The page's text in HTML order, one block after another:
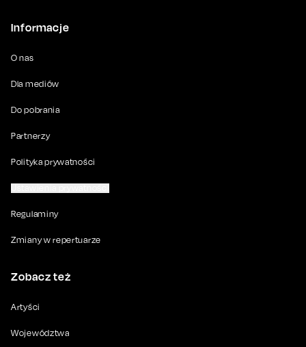
Informacje
O nas
Dla mediów
Do pobrania
Partnerzy
Polityka prywatności
Regulaminy
Zmiany w repertuarze
Zobacz też
Artyści
Województwa